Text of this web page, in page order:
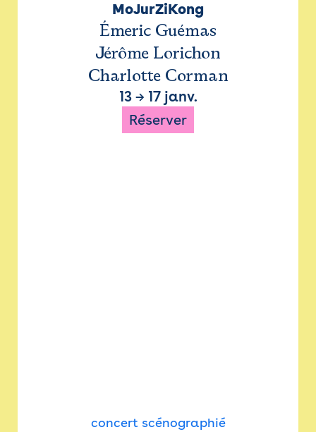
MoJurZiKong
Émeric Guémas
Jérôme Lorichon
Charlotte Corman
13→ 17 janv.
Réserver
concert scénographié